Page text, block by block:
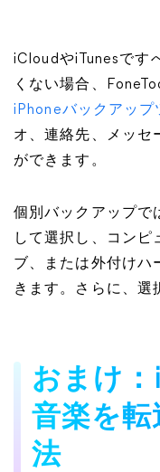
iCloudやiTunesです
くない場合、
iPhoneバックアップ
オ、連絡先、メッセ
ができます。
個別バックアップで
して選択し、コンピ
ブ、または外付けハ
きます。さらに、選
おまけ
音楽を
法